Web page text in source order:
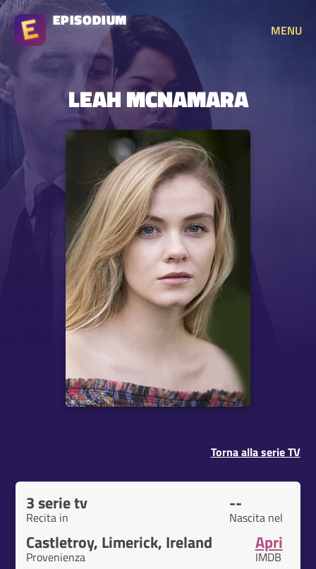
EPISODIUM
MENU
LEAH MCNAMARA
Torna alla serie TV
3 serie tv
Recita in
--
Nascita nel
Castletroy, Limerick, Ireland
Provenienza
Apri
IMDB